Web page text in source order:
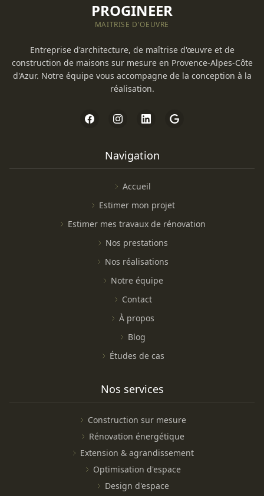
PROGINEER
MAITRISE D'OEUVRE
Entreprise d'architecture, de maîtrise d'œuvre et de
construction de maisons sur mesure en Provence-Alpes-Côte
d'Azur. Notre équipe vous accompagne de la conception à la
réalisation.
Navigation
Accueil
Estimer mon projet
Estimer mes travaux de rénovation
Nos prestations
Nos réalisations
Notre équipe
Contact
À propos
Blog
Études de cas
Nos services
Construction sur mesure
Rénovation énergétique
Extension & agrandissement
Optimisation d'espace
Design d'espace